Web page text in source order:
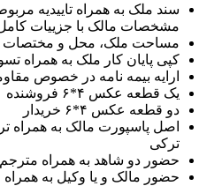
سند ملک به همراه تاییدیه
مشخصات مالک با جزییات
مساحت ملک، محل و مختصات
کپی پایان کار ملک به همراه
ارایه بیمه نامه در خصوص
یک قطعه عکس ۴*۶ فروشنده
دو قطعه عکس ۴*۶ خریدار
اصل پاسپورت مالک به همراه
ترکی
حضور دو شاهد به همراه
حضور مالک و یا وکیل به